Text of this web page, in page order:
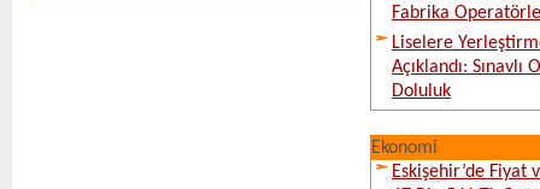
Fabrika
Liselere
Açıklandı:
Doluluk
Ekonomi
Eskişehir’de Fiyat